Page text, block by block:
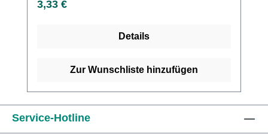
des Verbandzellstoffs Zubehör: Acrylspender
Zellstofftupfer online bei uns und profitieren
unserem hervorragenden Kundenservice.
Regulärer Preis:
3,33 €
Details
Zur Wunschliste hinzufügen
Service-Hotline